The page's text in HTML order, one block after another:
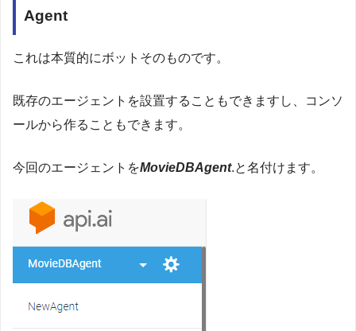
Agent
これは本質的にボットそのものです。
既存のエージェントを設置することもできますし、コンソ
ールから作ることもできます。
今回のエージェントをMovieDBAgent.と名付けます。